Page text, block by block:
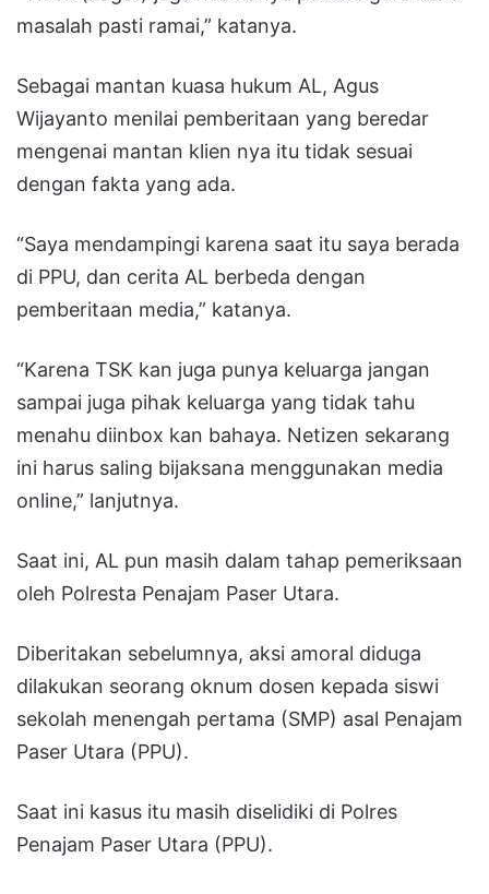
masalah pasti ramai,” katanya.
Sebagai mantan kuasa hukum AL, Agus
Wijayanto menilai pemberitaan yang beredar
mengenai mantan klien nya itu tidak sesuai
dengan fakta yang ada.
“Saya mendampingi karena saat itu saya berada
di PPU, dan cerita AL berbeda dengan
pemberitaan media,” katanya.
“Karena TSK kan juga punya keluarga jangan
sampai juga pihak keluarga yang tidak tahu
menahu diinbox kan bahaya. Netizen sekarang
ini harus saling bijaksana menggunakan media
online,” lanjutnya.
Saat ini, AL pun masih dalam tahap pemeriksaan
oleh Polresta Penajam Paser Utara.
Diberitakan sebelumnya, aksi amoral diduga
dilakukan seorang oknum dosen kepada siswi
sekolah menengah pertama (SMP) asal Penajam
Paser Utara (PPU).
Saat ini kasus itu masih diselidiki di Polres
Penajam Paser Utara (PPU).